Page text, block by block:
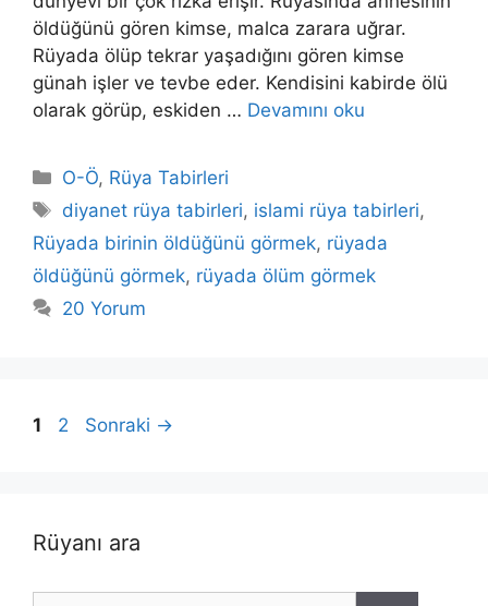
öldüğünü gören kimse, malca zarara uğrar.
Rüyada ölüp tekrar yaşadığını gören kimse
günah işler ve tevbe eder. Kendisini kabirde ölü
olarak görüp, eskiden … Devamını oku
Kategoriler
O-Ö, Rüya Tabirleri
Etiketler
diyanet rüya tabirleri, islami rüya tabirleri,
Rüyada birinin öldüğünü görmek, rüyada
öldüğünü görmek, rüyada ölüm görmek
20 Yorum
Sayfa
1 Sayfa
2 Sonraki →
Rüyanı ara